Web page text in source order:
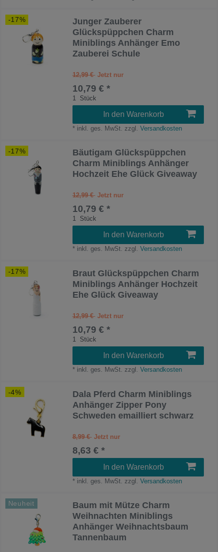
-17%
Junger Zauberer
Glückspüppchen Charm
Miniblings Anhänger Emo
Zauberei Schule
12,99 €
10,79 € *
1 Stück
In den Warenkorb
* inkl. ges. MwSt. zzgl. Versandkosten
-17%
Bäutigam Glückspüppchen
Charm Miniblings Anhänger
Hochzeit Ehe Glück Giveaway
12,99 €
10,79 € *
1 Stück
In den Warenkorb
* inkl. ges. MwSt. zzgl. Versandkosten
-17%
Braut Glückspüppchen Charm
Miniblings Anhänger Hochzeit
Ehe Glück Giveaway
12,99 €
10,79 € *
1 Stück
In den Warenkorb
* inkl. ges. MwSt. zzgl. Versandkosten
-4%
Dala Pferd Charm Miniblings
Anhänger Zipper Pony
Schweden emailliert schwarz
8,99 €
8,63 € *
In den Warenkorb
* inkl. ges. MwSt. zzgl. Versandkosten
Neuheit
Baum mit Mütze Charm
Weihnachten Miniblings
Anhänger Weihnachtsbaum
Tannenbaum